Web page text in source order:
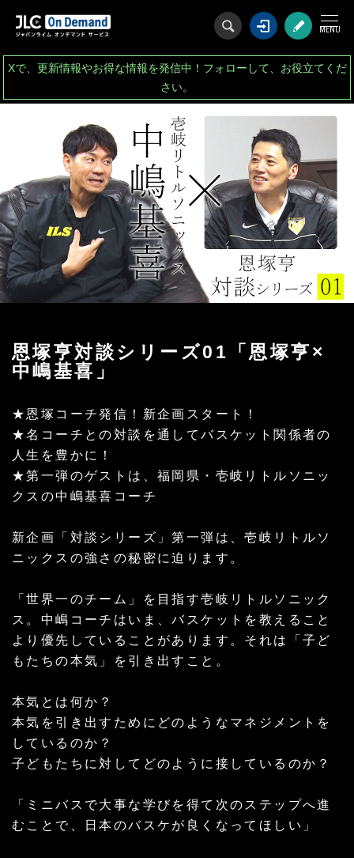
ログイン会
Xで、更新情報やお得な情報を発信中！フォローして、お役立てくだ
さい。
恩塚亨対談シリーズ01「恩塚亨×
中嶋基喜」
★恩塚コーチ発信！新企画スタート！
★名コーチとの対談を通してバスケット関係者の
人生を豊かに！
★第一弾のゲストは、福岡県・壱岐リトルソニッ
クスの中嶋基喜コーチ
新企画「対談シリーズ」第一弾は、壱岐リトルソ
ニックスの強さの秘密に迫ります。
「世界一のチーム」を目指す壱岐リトルソニック
ス。中嶋コーチはいま、バスケットを教えること
より優先していることがあります。それは「子ど
もたちの本気」を引き出すこと。
本気とは何か？
本気を引き出すためにどのようなマネジメントを
しているのか？
子どもたちに対してどのように接しているのか？
「ミニバスで大事な学びを得て次のステップへ進
むことで、日本のバスケが良くなってほしい」